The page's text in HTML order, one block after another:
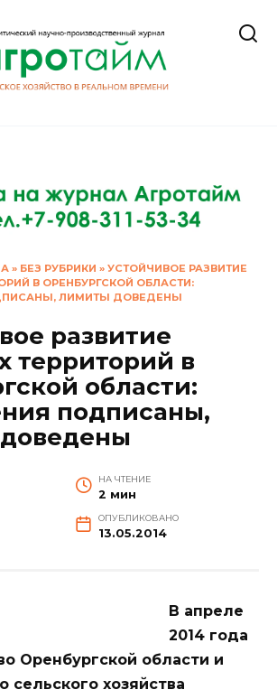
» БЕЗ РУБРИКИ » УСТОЙЧИВОЕ РАЗВИТИЕ
В ОРЕНБУРГСКОЙ ОБЛАСТИ:
ЛИМИТЫ ДОВЕДЕНЫ
развитие
территорий в
области:
подписаны,
НА ЧТЕНИЕ
2 мин
ОПУБЛИКОВАНО
13.05.2014
В апреле
2014 года
Оренбургской области и
сельского хозяйства